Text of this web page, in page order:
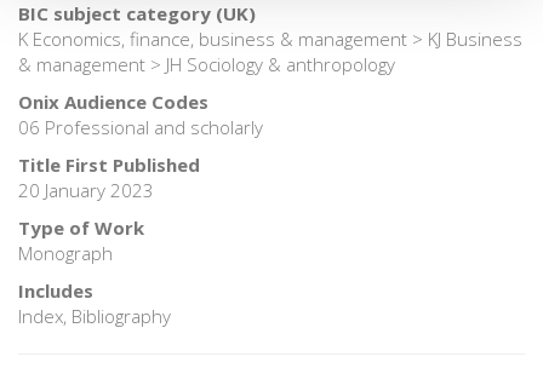
BIC subject category (UK)
K Economics, finance, business & management > KJ Business
& management > JH Sociology & anthropology
Onix Audience Codes
06 Professional and scholarly
Title First Published
20 January 2023
Type of Work
Monograph
Includes
Index, Bibliography